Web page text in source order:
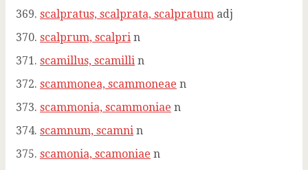
scalpratus, scalprata, scalpratum adj
scalprum, scalpri n
scamillus, scamilli n
scammonea, scammoneae n
scammonia, scammoniae n
scamnum, scamni n
scamonia, scamoniae n